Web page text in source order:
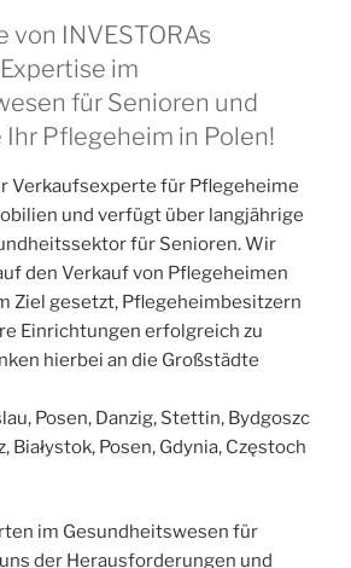
von INVESTORAs
im
für Senioren und
Pflegeheim in Polen!
Verkaufsexperte für Pflegeheime
und verfügt über langjährige
für Senioren. Wir
den Verkauf von Pflegeheimen
Ziel gesetzt, Pflegeheimbesitzern
Einrichtungen erfolgreich zu
hierbei an die Großstädte
Posen, Danzig, Stettin, Bydgoszc
Białystok, Posen, Gdynia, Częstoch
im Gesundheitswesen für
der Herausforderungen und